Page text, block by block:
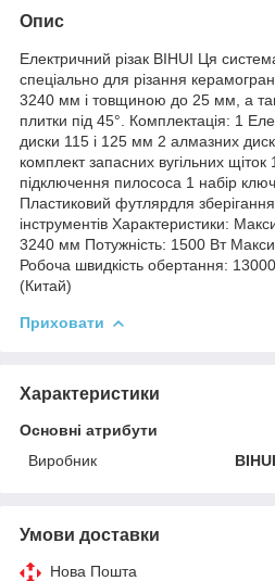
Опис
Електричний різак BIHUI Ця
спеціально для різання
3240 мм і товщиною до 25 мм, а
плитки під 45°. Комплектація: 1
диски 115 і 125 мм 2 алмазних
комплект запасних вугільних
підключення пилососа 1 набір
Пластиковий футлярдля
інструментів Характеристики:
3240 мм Потужність: 1500 Вт
Робоча швидкість обертання:
(Китай)
Приховати
Характеристики
Основні атрибути
Виробник
BIHUI
Умови доставки
Нова Пошта